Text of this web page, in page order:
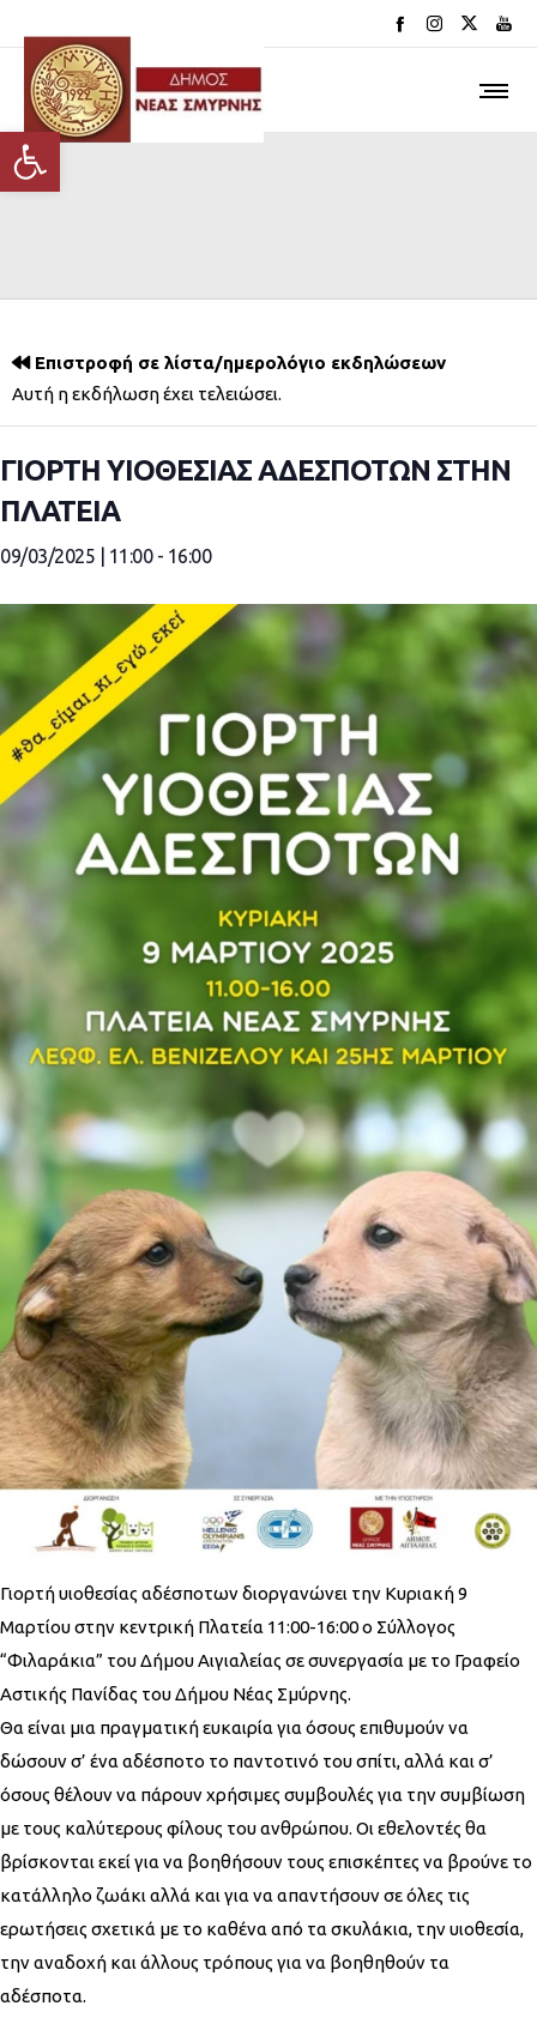
Ανοίξτε τη γραμμή εργαλείων
Επιστροφή σε λίστα/ημερολόγιο εκδηλώσεων
Αυτή η εκδήλωση έχει τελειώσει.
ΓΙΟΡΤΗ ΥΙΟΘΕΣΙΑΣ ΑΔΕΣΠΟΤΩΝ ΣΤΗΝ
ΠΛΑΤΕΙΑ
09/03/2025 | 11:00- 16:00
Γιορτή υιοθεσίας αδέσποτων διοργανώνει την Κυριακή 9
Μαρτίου στην κεντρική Πλατεία 11:00-16:00 ο Σύλλογος
“Φιλαράκια” του Δήμου Αιγιαλείας σε συνεργασία με το Γραφείο
Αστικής Πανίδας του Δήμου Νέας Σμύρνης.
Θα είναι μια πραγματική ευκαιρία για όσους επιθυμούν να
δώσουν σ’ ένα αδέσποτο το παντοτινό του σπίτι, αλλά και σ’
όσους θέλουν να πάρουν χρήσιμες συμβουλές για την συμβίωση
με τους καλύτερους φίλους του ανθρώπου. Οι εθελοντές θα
βρίσκονται εκεί για να βοηθήσουν τους επισκέπτες να βρούνε το
κατάλληλο ζωάκι αλλά και για να απαντήσουν σε όλες τις
ερωτήσεις σχετικά με το καθένα από τα σκυλάκια, την υιοθεσία,
την αναδοχή και άλλους τρόπους για να βοηθηθούν τα
αδέσποτα.